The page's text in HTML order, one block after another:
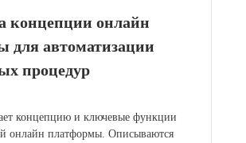
концепции онлайн
для автоматизации
процедур
концепцию и ключевые функции
онлайн платформы. Описываются